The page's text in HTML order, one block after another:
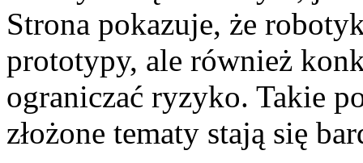
Strona pokazuje, że
prototypy, ale również
ograniczać ryzyko. Takie
złożone tematy stają się